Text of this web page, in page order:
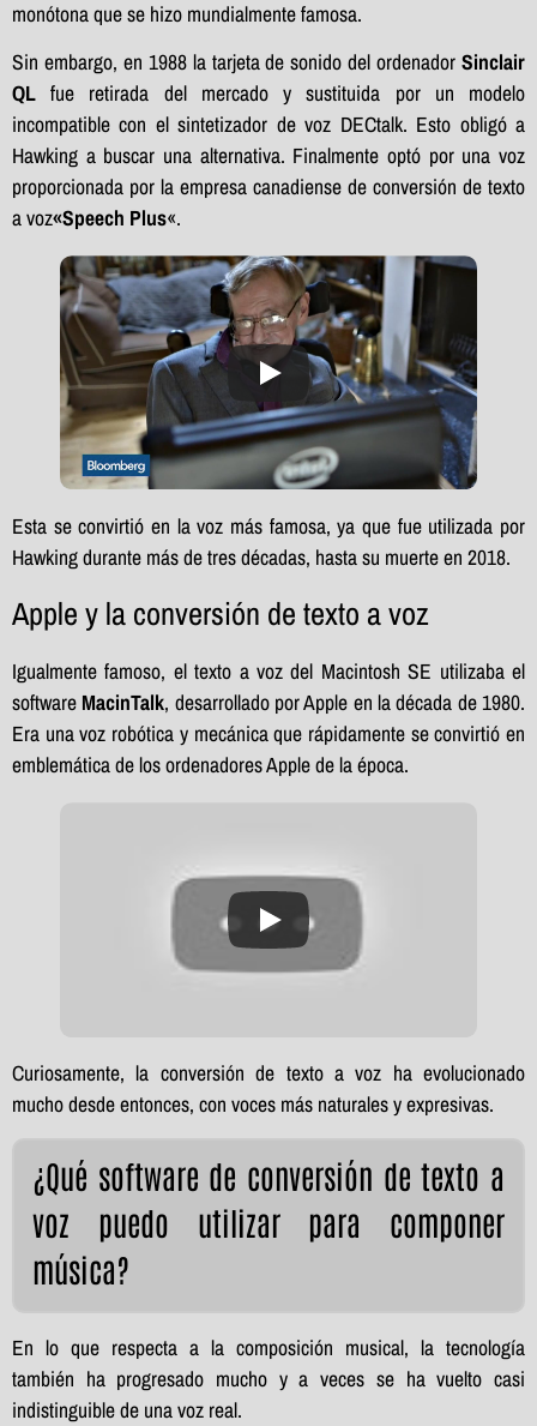
monótona que se hizo mundialmente famosa.
Sin embargo, en 1988 la tarjeta de sonido del ordenador Sinclair
QL fue retirada del mercado y sustituida por un modelo
incompatible con el sintetizador de voz DECtalk. Esto obligó a
Hawking a buscar una alternativa. Finalmente optó por una voz
proporcionada por la empresa canadiense de conversión de texto
a voz«Speech Plus«.
Esta se convirtió en la voz más famosa, ya que fue utilizada por
Hawking durante más de tres décadas, hasta su muerte en 2018.
Apple y la conversión de texto a voz
Igualmente famoso, el texto a voz del Macintosh SE utilizaba el
software MacinTalk, desarrollado por Apple en la década de 1980.
Era una voz robótica y mecánica que rápidamente se convirtió en
emblemática de los ordenadores Apple de la época.
Curiosamente, la conversión de texto a voz ha evolucionado
mucho desde entonces, con voces más naturales y expresivas.
¿Qué software de conversión de texto a
voz puedo utilizar para componer
música?
En lo que respecta a la composición musical, la tecnología
también ha progresado mucho y a veces se ha vuelto casi
indistinguible de una voz real.